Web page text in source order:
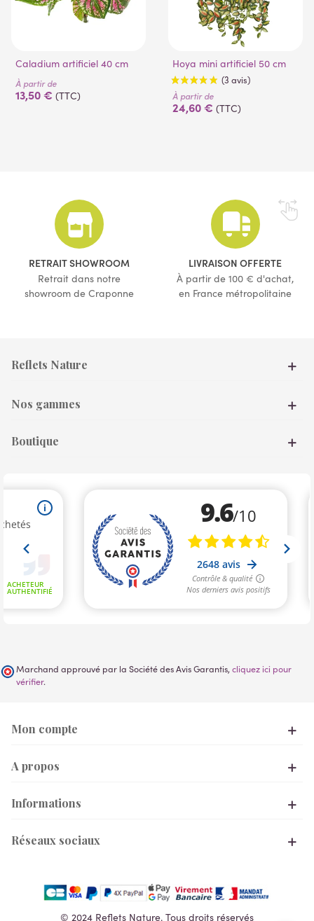
Caladium artificiel 40 cm
À partir de
13,50 € (TTC)
Hoya mini artificiel 50 cm
(3 avis)
À partir de
24,60 € (TTC)
RETRAIT SHOWROOM
Retrait dans notre
showroom de Craponne
LIVRAISON OFFERTE
À partir de 100 € d'achat,
en France métropolitaine
Reflets Nature
Nos gammes
Boutique
Marchand approuvé par la Société des Avis Garantis, cliquez ici pour
vérifier.
Mon compte
A propos
Informations
Réseaux sociaux
© 2024 Reflets Nature. Tous droits réservés